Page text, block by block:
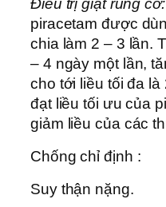
Ðiều trị giật rung cơ:
piracetam được
chia làm 2 – 3 lần.
– 4 ngày một lần,
cho tới liều tối đa
đạt liều tối ưu của
giảm liều của các
Chống chỉ định :
Suy thận nặng.